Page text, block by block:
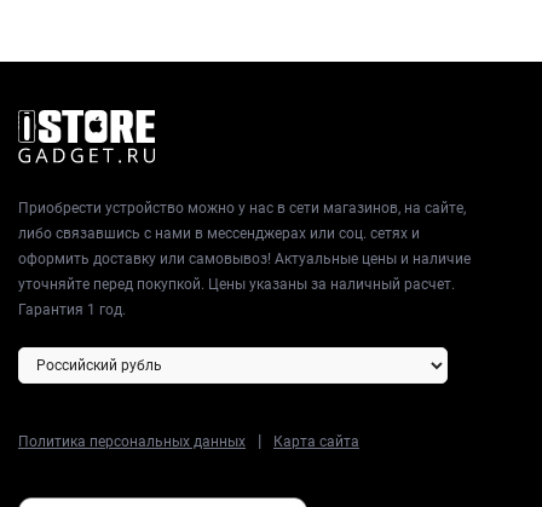
Приобрести устройство можно у нас в сети магазинов, на сайте,
либо связавшись с нами в мессенджерах или соц. сетях и
оформить доставку или самовывоз! Актуальные цены и наличие
уточняйте перед покупкой. Цены указаны за наличный расчет.
Гарантия 1 год.
Политика персональных данных | Карта сайта